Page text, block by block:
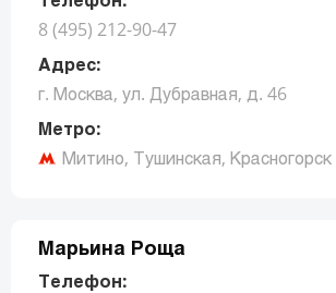
8 (495) 212-90-47
Адрес:
г. Москва, ул. Дубравная, д. 46
Метро:
Митино, Тушинская, Красногорск
Марьина Роща
Телефон: